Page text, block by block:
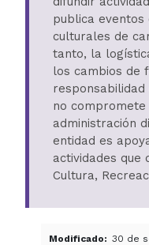
publica eventos
culturales de
tanto, la
los cambios de
responsabilidad
no
administración
entidad es
actividades que
Cultura,
Modificado 30 de